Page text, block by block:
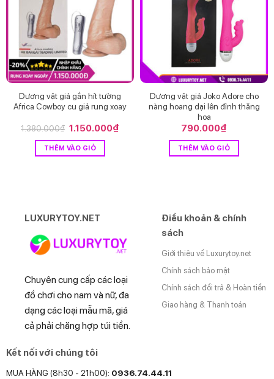
Dương vật giả gắn hít tường
Africa Cowboy cu giả rung xoay
1.380.000₫ Giá
là:
1.380.000₫.
1.150.000₫Giá
THÊM VÀO GIỎ
Dương vật giả Joko Adore cho
nàng hoang dại lên đỉnh thăng
hoa
790.000₫
THÊM VÀO GIỎ
LUXURYTOY.NET
Chuyên cung cấp các loại
đồ chơi cho nam và nữ, đa
dạng các loại mẫu mã, giá
cả phải chăng hợp túi tiền.
Điều khoản & chính
sách
Giới thiệu về Luxurytoy.net
Chính sách bảo mật
Chính sách đổi trả & Hoàn tiền
Giao hàng & Thanh toán
Kết nối với chúng tôi
MUA HÀNG (8h30 - 21h00): 0936.74.44.11